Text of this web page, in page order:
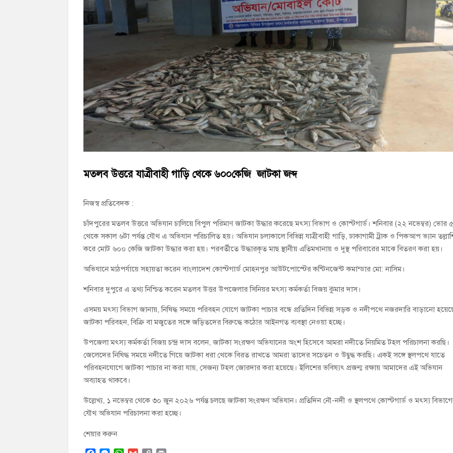
চাঁদপুর জেলা বিএনপির সিনিয়র সহ-সভাপতি মাহবুব আনোয়ার বাবলুর মৃত্যুতে স্মরণ সভা ও দোয়া মাহফিল
চাঁদপুর পৌরসভার ২০৫ কোটি টাকার বাজেট ঘোষণা
কচুয়ায় পৃথক অভিযানে ২০১ পিস ইয়াবা ও ৫০ গ্রাম গাঁজাসহ ৩ মাদক কারবারি গ্রেপ্তার
মতলব উত্তরে যাত্রীবাহী গাড়ি থেকে ৬০০কেজি জাটকা জব্দ
নিজস্ব প্রতিবেদক :
চাঁদপুরের মতলব উত্তরে অভিযান চালিয়ে বিপুল পরিমাণ জাটকা উদ্ধার করেছে মৎস্য বিভাগ ও কোস্টগার্ড। শনিবার (২২ নভেম্বর) ভোর
থেকে সকাল ৬টা পর্যন্ত যৌথ এ অভিযান পরিচালিত হয়। অভিযান চলাকালে বিভিন্ন যাত্রীবাহী গাড়ি, ঢাকাগামী ট্রাক ও পিকআপ ভ্যান
করে মোট ৬০০ কেজি জাটকা উদ্ধার করা হয়। পরবর্তীতে উদ্ধারকৃত মাছ স্থানীয় এতিমখানায় ও দুস্থ পরিবারের মাঝে বিতরণ করা হয়।
অভিযানে মাঠপর্যায়ে সহায়তা করেন বাংলাদেশ কোস্টগার্ড মোহনপুর আউটপোস্টের কন্টিনজেন্ট কমান্ডার মো: নাসিম।
শনিবার দুপুরে এ তথ্য নিশ্চিত করেন মতলব উত্তর উপজেলার সিনিয়র মৎস্য কর্মকর্তা বিজয় কুমার দাস।
এসময় মৎস্য বিভাগ জানায়, নিষিদ্ধ সময়ে পরিবহন যোগে জাটকা পাচার বন্ধে প্রতিদিন বিভিন্ন সড়ক ও নদীপথে নজরদারি বাড়ানো
জাটকা পরিবহন, বিক্রি বা মজুতের সঙ্গে জড়িতদের বিরুদ্ধে কঠোর আইনগত ব্যবস্থা নেওয়া হচ্ছে।
উপজেলা মৎস্য কর্মকর্তা বিজয় চন্দ্র দাস বলেন, জাটকা সংরক্ষণ অভিযানের অংশ হিসেবে আমরা নদীতে নিয়মিত টহল পরিচালনা করছি।
জেলেদের নিষিদ্ধ সময়ে নদীতে গিয়ে জাটকা ধরা থেকে বিরত রাখতে আমরা তাদের সচেতন ও উদ্বুদ্ধ করছি। একই সঙ্গে স্থলপথে যাতে
পরিবহনযোগে জাটকা পাচার না করা যায়, সেজন্য টহল জোরদার করা হয়েছে। ইলিশের ভবিষ্যৎ প্রজন্ম রক্ষায় আমাদের এই অভিযান
অব্যাহত থাকবে।
উল্লেখ্য, ১ নভেম্বর থেকে ৩০ জুন ২০২৬ পর্যন্ত চলছে জাটকা সংরক্ষণ অভিযান। প্রতিদিন নৌ-নদী ও স্থলপথে কোস্টগার্ড ও মৎস্য
যৌথ অভিযান পরিচালনা করা হচ্ছে।
শেয়ার করুন